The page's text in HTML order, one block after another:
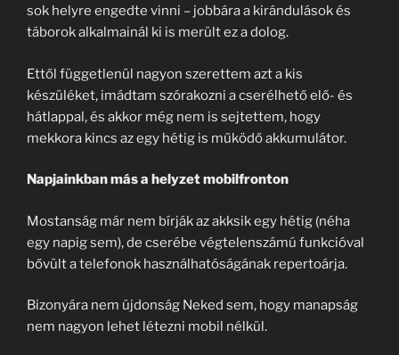
sok helyre engedte vinni – jobbára a kirándulások és
táborok alkalmainál ki is merült ez a dolog.
Ettől függetlenül nagyon szerettem azt a kis
készüléket, imádtam szórakozni a cserélhető elő- és
hátlappal, és akkor még nem is sejtettem, hogy
mekkora kincs az egy hétig is működő akkumulátor.
Napjainkban más a helyzet mobilfronton
Mostanság már nem bírják az akksik egy hétig (néha
egy napig sem), de cserébe végtelenszámú funkcióval
bővült a telefonok használhatóságának repertoárja.
Bizonyára nem újdonság Neked sem, hogy manapság
nem nagyon lehet létezni mobil nélkül.